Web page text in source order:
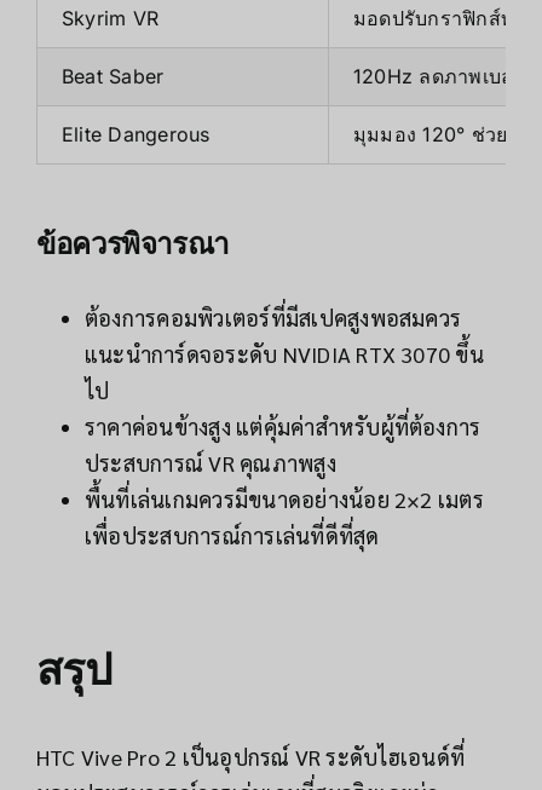
Skyrim VR มอดปรับกราฟิกส์ทำง
Beat Saber 120Hz ลดภาพเบลอเ
Elite Dangerous มุมมอง 120° ช่วยเพิ่
ข้อควรพิจารณา
ต้องการคอมพิวเตอร์ที่มีสเปคสูงพอสมควร
แนะนำการ์ดจอระดับ NVIDIA RTX 3070 ขึ้น
ไป
ราคาค่อนข้างสูง แต่คุ้มค่าสำหรับผู้ที่ต้องการ
ประสบการณ์ VR คุณภาพสูง
พื้นที่เล่นเกมควรมีขนาดอย่างน้อย 2×2 เมตร
เพื่อประสบการณ์การเล่นที่ดีที่สุด
สรุป
HTC Vive Pro 2 เป็นอุปกรณ์ VR ระดับไฮเอนด์ที่